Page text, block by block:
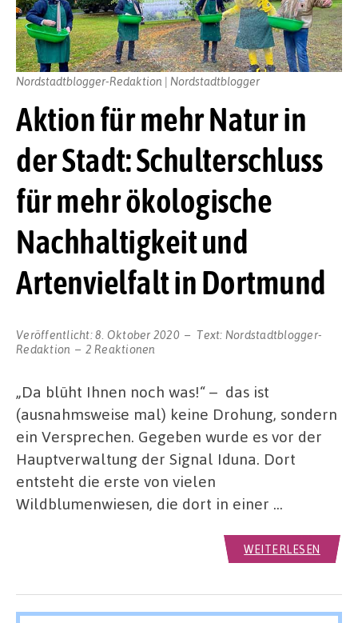
Aktion für mehr Natur in
der Stadt: Schulterschluss
für mehr ökologische
Nachhaltigkeit und
Artenvielfalt in Dortmund
Veröffentlicht:8. Oktober 2020 Text: Nordstadtblogger-
Redaktion
2 Reaktionen
Nordstadtblogger-Redaktion | Nordstadtblogger
„Da blüht Ihnen noch was!“ – das ist
(ausnahmsweise mal) keine Drohung, sondern
ein Versprechen. Gegeben wurde es vor der
Hauptverwaltung der Signal Iduna. Dort
entsteht die erste von vielen
Wildblumenwiesen, die dort in einer …
WEITERLESEN